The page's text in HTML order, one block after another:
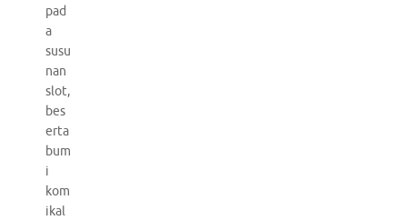
pad
a
susu
nan
slot,
bes
erta
bum
i
kom
ikal